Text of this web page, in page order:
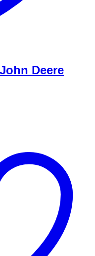
Deere